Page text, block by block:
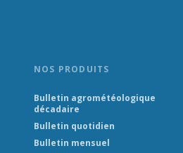
NOS PRODUITS
Bulletin agrométéologique
décadaire
Bulletin quotidien
Bulletin mensuel